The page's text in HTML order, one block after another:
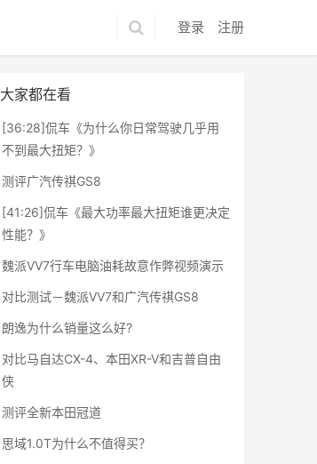
登录 注册
大家都在看
[36:28]侃车《为什么你日常驾驶几乎用
不到最大扭矩？》
测评广汽传祺GS8
[41:26]侃车《最大功率最大扭矩谁更决定
性能？》
魏派VV7行车电脑油耗故意作弊视频演示
对比测试－魏派VV7和广汽传祺GS8
朗逸为什么销量这么好?
对比马自达CX-4、本田XR-V和吉普自由
侠
测评全新本田冠道
思域1.0T为什么不值得买？